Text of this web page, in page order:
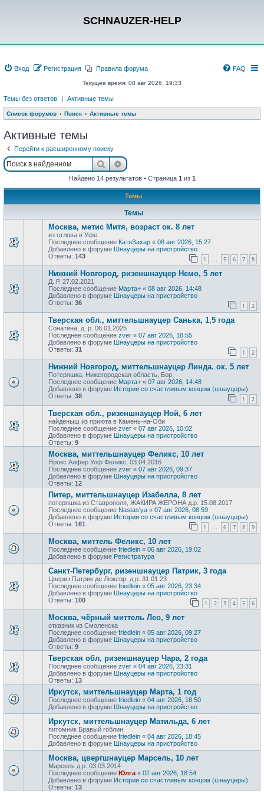
SCHNAUZER-HELP
Вход Регистрация Правила форума FAQ
Текущее время: 08 авг 2026, 19:33
Темы без ответов | Активные темы
Список форумов Поиск Активные темы
Активные темы
Перейти к расширенному поиску
ПоискРасширенный поиск
Найдено 14 результатов • Страница 1 из 1
Темы
Темы
Москва, метис Митя, возраст ок. 8 лет
из отлова в Уфе
Последнее сообщение КатяЗахар « 08 авг 2026, 15:27
Добавлено в форуме Шнауцеры на пристройство
Ответы: 143 1 5 6 7 8
Нижний Новгород, ризеншнауцер Немо, 5 лет
Д. Р. 27.02.2021
Последнее сообщение Марта+ « 08 авг 2026, 14:48
Добавлено в форуме Шнауцеры на пристройство
Ответы: 36 1 2
Тверская обл., миттельшнауцер Санька, 1,5 года
Сонатина, д. р. 06.01.2025
Последнее сообщение zver « 07 авг 2026, 18:55
Добавлено в форуме Шнауцеры на пристройство
Ответы: 31 1 2
Нижний Новгород, миттельшнауцер Линда. ок. 5 лет
Потеряшка, Нижегородская область, Бор
Последнее сообщение Марта+ « 07 авг 2026, 14:48
Добавлено в форуме Истории со счастливым концом (шнауцеры)
Ответы: 38 1 2
Тверская обл., ризеншнауцер Ной, 6 лет
найденыш из приюта в Камень-на-Оби
Последнее сообщение zver « 07 авг 2026, 10:02
Добавлено в форуме Шнауцеры на пристройство
Ответы: 9
Москва, миттельшнауцер Феликс, 10 лет
Ярокс Алфер Улф Феликс, 03.04.2016
Последнее сообщение zver « 07 авг 2026, 09:37
Добавлено в форуме Шнауцеры на пристройство
Ответы: 12
Питер, миттельшнауцер Изабелла, 8 лет
потеряшка из Ставрополя, ЖАКИРА ЖЕРОНА д.р. 15.08.2017
Последнее сообщение Nastas'ya « 07 авг 2026, 08:59
Добавлено в форуме Истории со счастливым концом (шнауцеры)
Ответы: 161 1 6 7 8 9
Москва, миттель Феликс, 10 лет
Последнее сообщение friedlein « 06 авг 2026, 19:02
Добавлено в форуме Регистратура
Санкт-Петербург, ризеншнауцер Патрик, 3 года
Цвериз Патрик де Люксор, д.р. 31.01.23
Последнее сообщение friedlein « 05 авг 2026, 23:34
Добавлено в форуме Шнауцеры на пристройство
Ответы: 100 1 2 3 4 5 6
Москва, чёрный миттель Лео, 9 лет
отказник из Смоленска
Последнее сообщение friedlein « 05 авг 2026, 09:27
Добавлено в форуме Шнауцеры на пристройство
Ответы: 9
Тверская обл, ризеншнауцер Чара, 2 года
Последнее сообщение zver « 04 авг 2026, 23:31
Добавлено в форуме Шнауцеры на пристройство
Ответы: 13
Иркутск, миттельшнауцер Марта, 1 год
Последнее сообщение friedlein « 04 авг 2026, 18:50
Добавлено в форуме Шнауцеры на пристройство
Иркутск, миттельшнауцер Матильда, 6 лет
питомник Бравый гоблин
Последнее сообщение friedlein « 04 авг 2026, 18:45
Добавлено в форуме Шнауцеры на пристройство
Москва, цвергшнауцер Марсель, 10 лет
Марсель д.р. 03.03.2014
Последнее сообщение Юлга « 02 авг 2026, 18:54
Добавлено в форуме Истории со счастливым концом (шнауцеры)
Ответы: 13